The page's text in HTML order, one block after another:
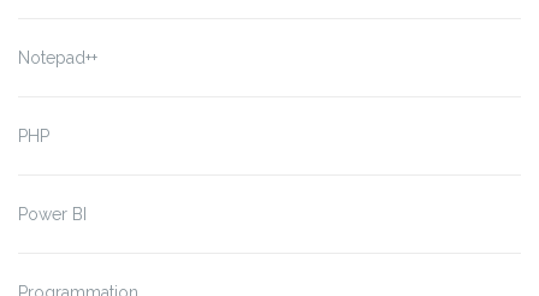
Notepad++
PHP
Power BI